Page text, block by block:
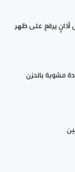
أذانٍ يرفع على ظهر
مشوبة بالحزن